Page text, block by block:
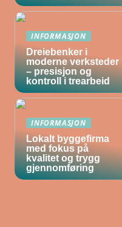
INFORMASJON
Dreiebenker i
moderne verksteder
– presisjon og
kontroll i trearbeid
INFORMASJON
Lokalt byggefirma
med fokus på
kvalitet og trygg
gjennomføring